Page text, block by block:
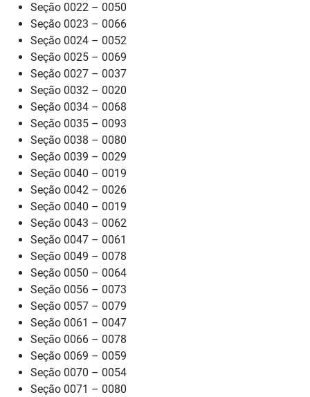
Seção 0022 – 0050
Seção 0023 – 0066
Seção 0024 – 0052
Seção 0025 – 0069
Seção 0027 – 0037
Seção 0032 – 0020
Seção 0034 – 0068
Seção 0035 – 0093
Seção 0038 – 0080
Seção 0039 – 0029
Seção 0040 – 0019
Seção 0042 – 0026
Seção 0040 – 0019
Seção 0043 – 0062
Seção 0047 – 0061
Seção 0049 – 0078
Seção 0050 – 0064
Seção 0056 – 0073
Seção 0057 – 0079
Seção 0061 – 0047
Seção 0066 – 0078
Seção 0069 – 0059
Seção 0070 – 0054
Seção 0071 – 0080